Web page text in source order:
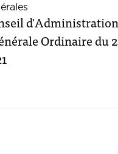
Ordinaire du